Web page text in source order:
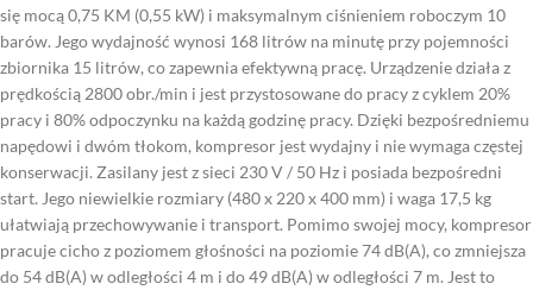
się mocą 0,75 KM (0,55 kW) i maksymalnym ciśnieniem roboczym 10
barów. Jego wydajność wynosi 168 litrów na minutę przy pojemności
zbiornika 15 litrów, co zapewnia efektywną pracę. Urządzenie działa z
prędkością 2800 obr./min i jest przystosowane do pracy z cyklem 20%
pracy i 80% odpoczynku na każdą godzinę pracy. Dzięki bezpośredniemu
napędowi i dwóm tłokom, kompresor jest wydajny i nie wymaga częstej
konserwacji. Zasilany jest z sieci 230 V / 50 Hz i posiada bezpośredni
start. Jego niewielkie rozmiary (480 x 220 x 400 mm) i waga 17,5 kg
ułatwiają przechowywanie i transport. Pomimo swojej mocy, kompresor
pracuje cicho z poziomem głośności na poziomie 74 dB(A), co zmniejsza
do 54 dB(A) w odległości 4 m i do 49 dB(A) w odległości 7 m. Jest to